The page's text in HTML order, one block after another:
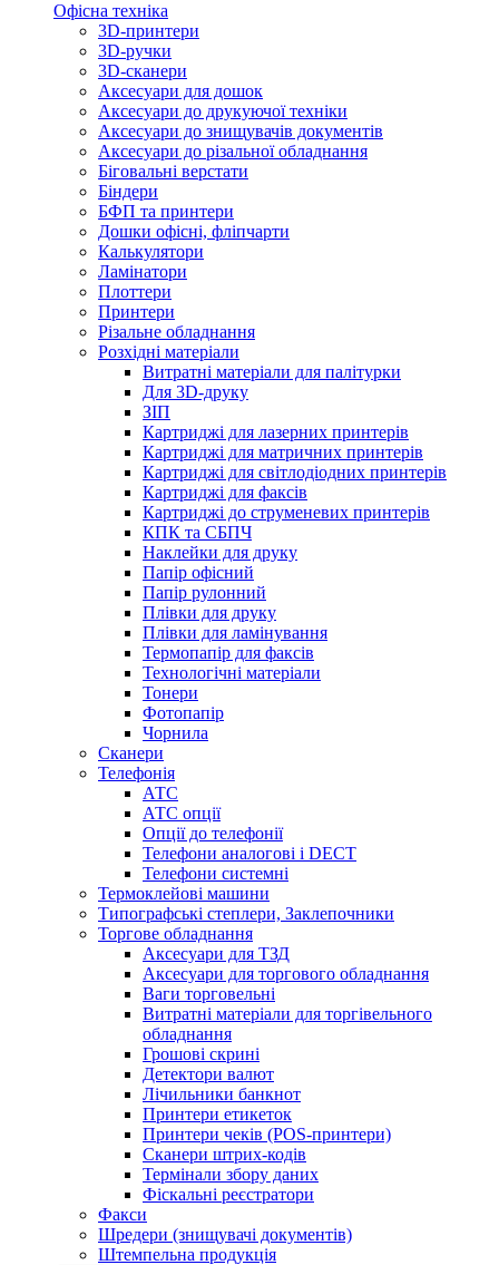
Офісна техніка
3D-принтери
3D-ручки
3D-сканери
Аксесуари для дошок
Аксесуари до друкуючої техніки
Аксесуари до знищувачів документів
Аксесуари до різальної обладнання
Біговальні верстати
Біндери
БФП та принтери
Дошки офісні, фліпчарти
Калькулятори
Ламінатори
Плоттери
Принтери
Різальне обладнання
Розхідні матеріали
Витратні матеріали для палітурки
Для 3D-друку
ЗІП
Картриджі для лазерних принтерів
Картриджі для матричних принтерів
Картриджі для світлодіодних принтерів
Картриджі для факсів
Картриджі до струменевих принтерів
КПК та СБПЧ
Наклейки для друку
Папір офісний
Папір рулонний
Плівки для друку
Плівки для ламінування
Термопапір для факсів
Технологічні матеріали
Тонери
Фотопапір
Чорнила
Сканери
Телефонія
АТС
АТС опції
Опції до телефонії
Телефони аналогові і DECT
Телефони системні
Термоклейові машини
Типографські степлери, Заклепочники
Торгове обладнання
Аксесуари для ТЗД
Аксесуари для торгового обладнання
Ваги торговельні
Витратні матеріали для торгівельного
обладнання
Грошові скрині
Детектори валют
Лічильники банкнот
Принтери етикеток
Принтери чеків (POS-принтери)
Сканери штрих-кодів
Термінали збору даних
Фіскальні реєстратори
Факси
Шредери (знищувачі документів)
Штемпельна продукція